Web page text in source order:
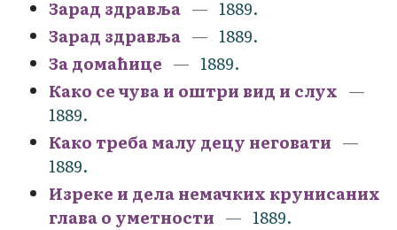
Зарад здравља
1889.
Зарад здравља
1889.
За домаћице
1889.
Како се чува и оштри вид и слух
1889.
Како треба малу децу неговати
1889.
Изреке и дела немачких крунисаних
глава о уметности
1889.